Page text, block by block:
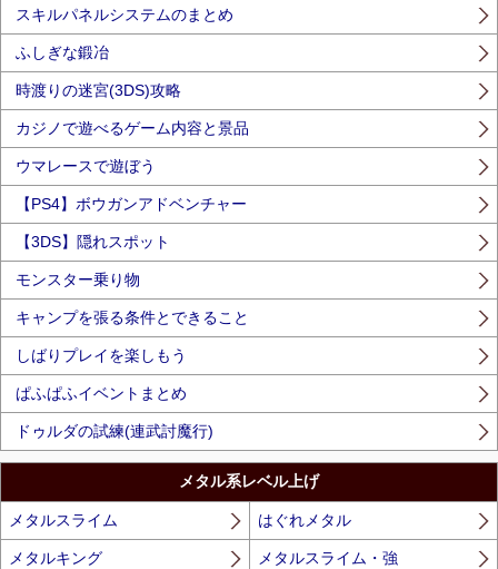
スキルパネルシステムのまとめ
ふしぎな鍛冶
時渡りの迷宮(3DS)攻略
カジノで遊べるゲーム内容と景品
ウマレースで遊ぼう
【PS4】ボウガンアドベンチャー
【3DS】隠れスポット
モンスター乗り物
キャンプを張る条件とできること
しばりプレイを楽しもう
ぱふぱふイベントまとめ
ドゥルダの試練(連武討魔行)
メタル系レベル上げ
メタルスライム はぐれメタル
メタルキング メタルスライム・強